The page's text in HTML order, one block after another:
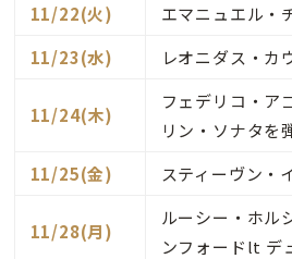
11/22(火)
エマニュエル・
11/23(水)
レオニダス・カ
11/24(木)
フェデリコ・ア
リン・ソナタを
11/25(金)
スティーヴン
11/28(月)
ルーシー・ホル
ンフォードlt デ